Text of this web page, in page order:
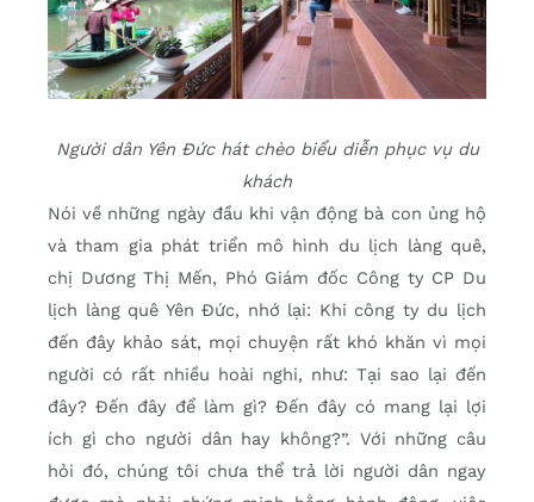
Người dân Yên Đức hát chèo biểu diễn phục vụ du
khách
Nói về những ngày đầu khi vận động bà con ủng hộ
và tham gia phát triển mô hình du lịch làng quê,
chị Dương Thị Mến, Phó Giám đốc Công ty CP Du
lịch làng quê Yên Đức, nhớ lại: Khi công ty du lịch
đến đây khảo sát, mọi chuyện rất khó khăn vì mọi
người có rất nhiều hoài nghi, như: Tại sao lại đến
đây? Đến đây để làm gì? Đến đây có mang lại lợi
ích gì cho người dân hay không?”. Với những câu
hỏi đó, chúng tôi chưa thể trả lời người dân ngay